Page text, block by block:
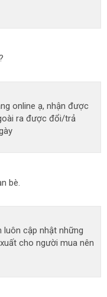
online ạ, nhận được
ra được đổi/trả
bè.
luôn cập nhật những
cho người mua nên